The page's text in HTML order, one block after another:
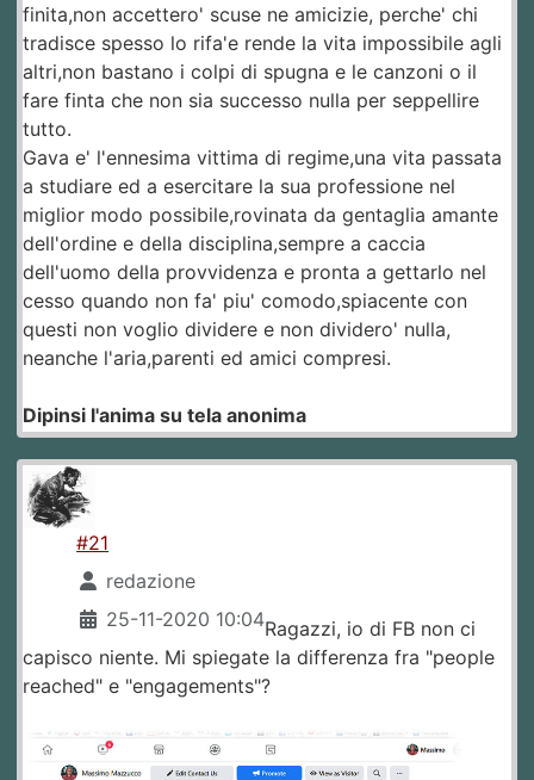
finita,non accettero' scuse ne amicizie, perche' chi
tradisce spesso lo rifa'e rende la vita impossibile agli
altri,non bastano i colpi di spugna e le canzoni o il
fare finta che non sia successo nulla per seppellire
tutto.
Gava e' l'ennesima vittima di regime,una vita passata
a studiare ed a esercitare la sua professione nel
miglior modo possibile,rovinata da gentaglia amante
dell'ordine e della disciplina,sempre a caccia
dell'uomo della provvidenza e pronta a gettarlo nel
cesso quando non fa' piu' comodo,spiacente con
questi non voglio dividere e non dividero' nulla,
neanche l'aria,parenti ed amici compresi.
Dipinsi l'anima su tela anonima
#21
redazione
25-11-2020 10:04Ragazzi, io di FB non ci
capisco niente. Mi spiegate la differenza fra "people
reached" e "engagements"?